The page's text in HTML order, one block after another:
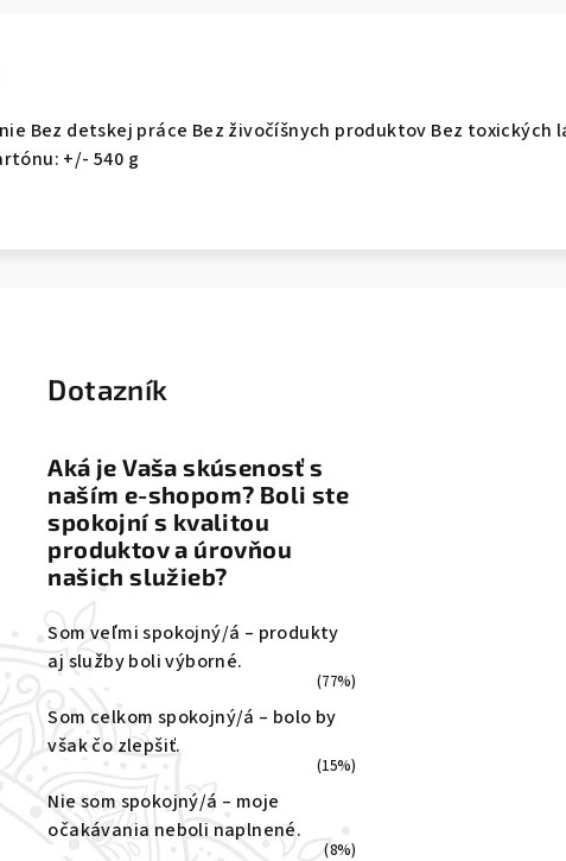
Bez detskej práce Bez živočíšnych produktov Bez
+/- 540 g
Dotazník
Aká je Vaša skúsenosť s
naším e-shopom? Boli ste
spokojní s kvalitou
produktov a úrovňou
našich služieb?
Som veľmi spokojný/á – produkty
aj služby boli výborné.
(77%)
Som celkom spokojný/á – bolo by
však čo zlepšiť.
(15%)
Nie som spokojný/á – moje
očakávania neboli naplnené.
(8%)